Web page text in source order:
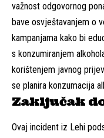
važnost odgovornog
bave osvještavanjem o
kampanjama kako bi
s konzumiranjem
korištenjem javnog
se planira konzumacija
Zaključak
Ovaj incident iz Lehi